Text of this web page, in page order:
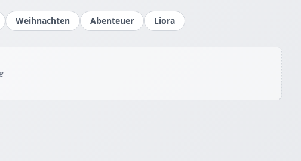
Weihnachten Abenteuer Liora
Ein
des kritischen
lückenloser
diese Erzählung